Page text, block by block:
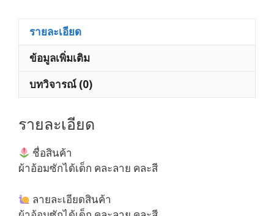
ไซส์
รายละเอียด
ข้อมูลเพิ่มเติม
บทวิจารณ์ (0)
รายละเอียด
ชื่อสินค้า
ผ้าอ้อมซักได้เด็ก คละลาย คละสี
ลายละเอียดสินค้า